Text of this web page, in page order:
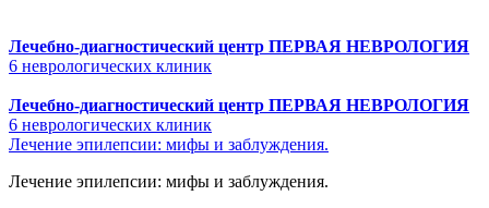
Лечебно-диагностический центр ПЕРВАЯ НЕВРОЛОГИЯ
6 неврологических клиник
Лечебно-диагностический центр ПЕРВАЯ НЕВРОЛОГИЯ
6 неврологических клиник
Лечение эпилепсии: мифы и заблуждения.
Лечение эпилепсии: мифы и заблуждения.